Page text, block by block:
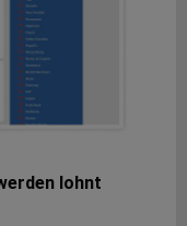
lohnt